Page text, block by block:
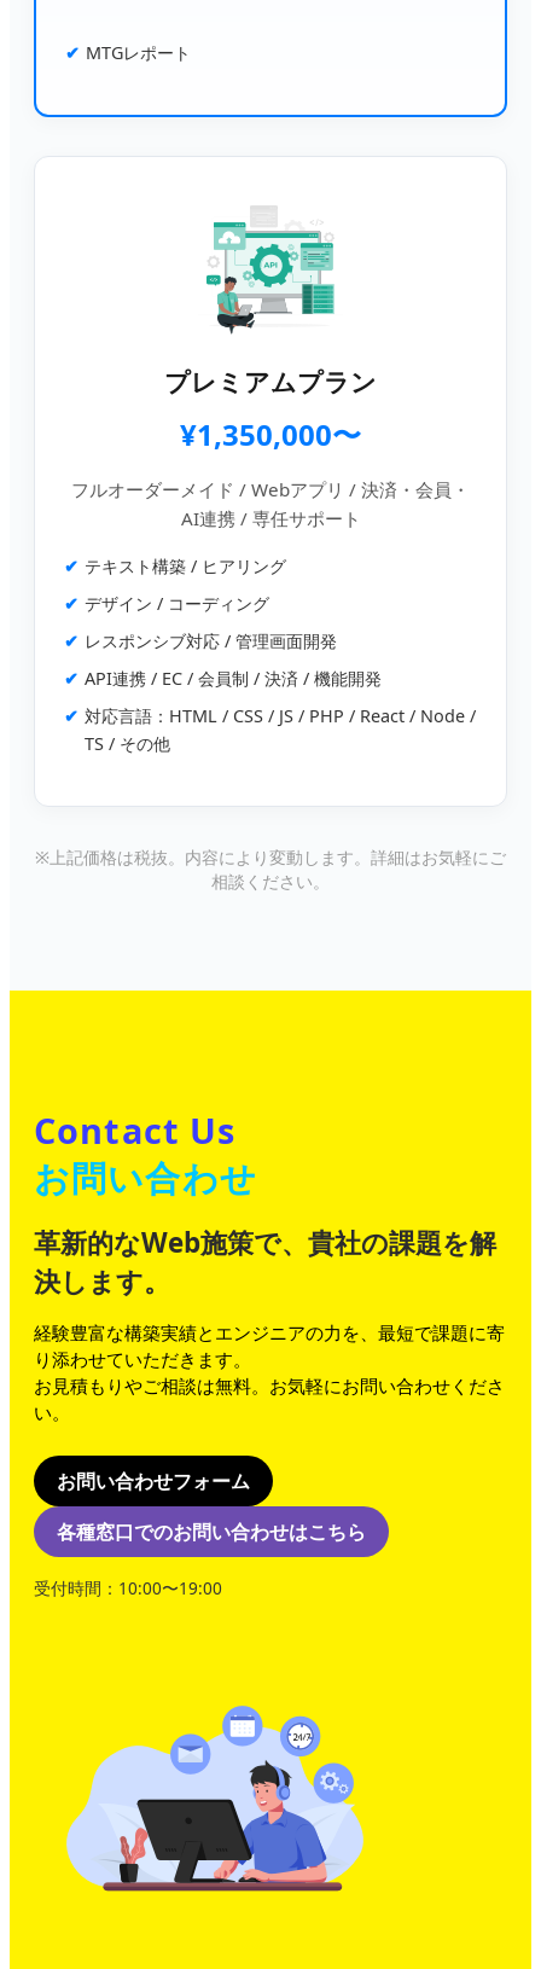
MTGレポート
プレミアムプラン
¥1,350,000〜
フルオーダーメイド / Webアプリ / 決済・会員・
AI連携 / 専任サポート
テキスト構築 / ヒアリング
デザイン / コーディング
レスポンシブ対応 / 管理画面開発
API連携 / EC / 会員制 / 決済 / 機能開発
対応言語：HTML / CSS / JS / PHP / React / Node /
TS / その他
※上記価格は税抜。内容により変動します。詳細はお気軽にご
相談ください。
Contact Us
お問い合わせ
革新的なWeb施策で、貴社の課題を解
決します。
経験豊富な構築実績とエンジニアの力を、最短で課題に寄
り添わせていただきます。
お見積もりやご相談は無料。お気軽にお問い合わせくださ
い。
お問い合わせフォーム
各種窓口でのお問い合わせはこちら
受付時間：10:00〜19:00